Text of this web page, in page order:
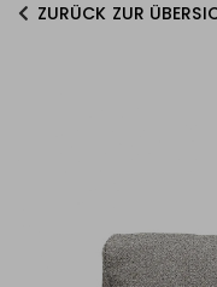
ZURÜCK ZUR